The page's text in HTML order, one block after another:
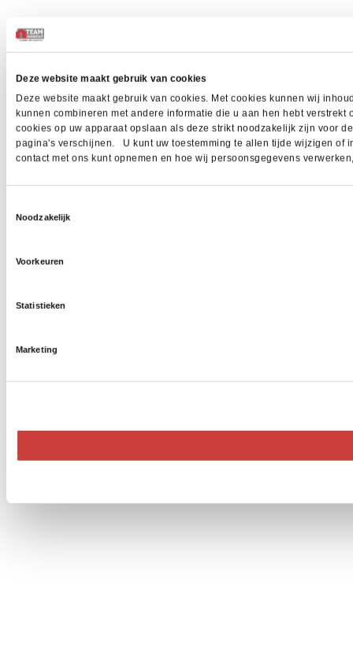
Deze website maakt gebruik van cookies
Deze website maakt gebruik van cookies. Met cookies kunnen wij
kunnen combineren met andere informatie die u aan hen hebt
cookies op uw apparaat opslaan als deze strikt noodzakelijk zijn voor
pagina's verschijnen. U kunt uw toestemming te allen tijde wijzigen of
contact met ons kunt opnemen en hoe wij persoonsgegevens
Noodzakelijk
Voorkeuren
Statistieken
Marketing